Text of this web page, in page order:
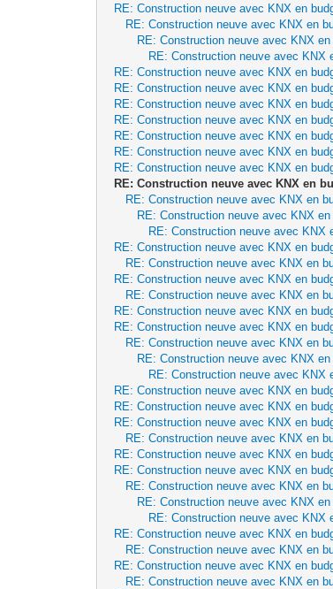
RE: Construction neuve avec KNX en
RE: Construction neuve avec KNX en
RE: Construction neuve avec KNX
RE: Construction neuve avec KNX
RE: Construction neuve avec KNX en
RE: Construction neuve avec KNX en
RE: Construction neuve avec KNX en
RE: Construction neuve avec KNX en
RE: Construction neuve avec KNX en
RE: Construction neuve avec KNX en
RE: Construction neuve avec KNX en
RE: Construction neuve avec KNX en
RE: Construction neuve avec KNX en
RE: Construction neuve avec KNX
RE: Construction neuve avec KNX
RE: Construction neuve avec KNX en
RE: Construction neuve avec KNX en
RE: Construction neuve avec KNX en
RE: Construction neuve avec KNX en
RE: Construction neuve avec KNX en
RE: Construction neuve avec KNX en
RE: Construction neuve avec KNX en
RE: Construction neuve avec KNX
RE: Construction neuve avec KNX
RE: Construction neuve avec KNX en
RE: Construction neuve avec KNX en
RE: Construction neuve avec KNX en
RE: Construction neuve avec KNX en
RE: Construction neuve avec KNX en
RE: Construction neuve avec KNX en
RE: Construction neuve avec KNX en
RE: Construction neuve avec KNX
RE: Construction neuve avec KNX
RE: Construction neuve avec KNX en
RE: Construction neuve avec KNX en
RE: Construction neuve avec KNX en
RE: Construction neuve avec KNX en